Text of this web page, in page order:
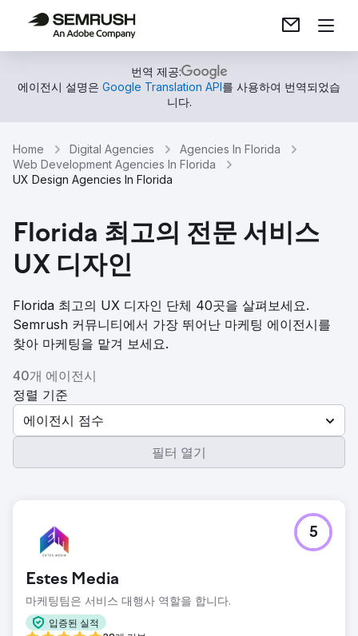
번역 제공:
에이전시 설명은 Google Translation API를 사용하여 번역되었습
니다.
Home Digital Agencies
Agencies In Florida
Web Development Agencies In Florida
UX Design Agencies In Florida
Florida 최고의 전문 서비스
UX 디자인
Florida 최고의 UX 디자인 단체 40곳을 살펴보세요.
Semrush 커뮤니티에서 가장 뛰어난 마케팅 에이전시를
찾아 마케팅을 맡겨 보세요.
40개 에이전시
정렬 기준
에이전시 점수
필터 열기
Estes Media
마케팅팀은 서비스 대행사 역할을 합니다.
입증된 실적
5